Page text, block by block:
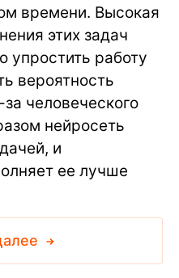
времени. Высокая
этих задач
упростить работу
вероятность
человеческого
нейросеть
и
ее лучше